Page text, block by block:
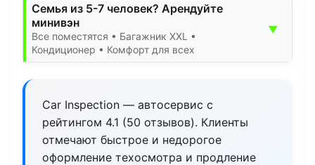
Семья из 5-7 человек? Арендуйте
минивэн
Все поместятся • Багажник XXL •
Кондиционер • Комфорт для всех
▼
Car Inspection — автосервис с
рейтингом 4.1 (50 отзывов). Клиенты
отмечают быстрое и недорогое
оформление техосмотра и продление